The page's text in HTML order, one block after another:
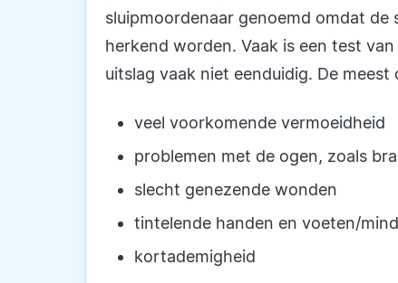
sluipmoordenaar genoemd omdat
herkend worden. Vaak is een test
uitslag vaak niet eenduidig. De
veel voorkomende vermoeidheid
problemen met de ogen, zoals
slecht genezende wonden
tintelende handen en voeten/
kortademigheid